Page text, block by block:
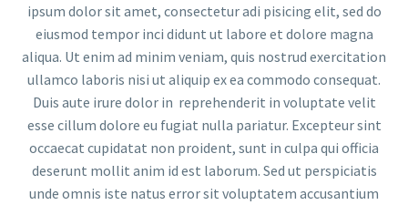
ipsum dolor sit amet, consectetur adi pisicing elit, sed do
eiusmod tempor inci didunt ut labore et dolore magna
aliqua. Ut enim ad minim veniam, quis nostrud exercitation
ullamco laboris nisi ut aliquip ex ea commodo consequat.
Duis aute irure dolor in reprehenderit in voluptate velit
esse cillum dolore eu fugiat nulla pariatur. Excepteur sint
occaecat cupidatat non proident, sunt in culpa qui officia
deserunt mollit anim id est laborum. Sed ut perspiciatis
unde omnis iste natus error sit voluptatem accusantium